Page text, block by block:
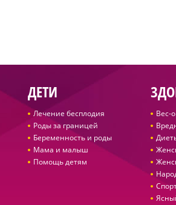
ДЕТИ
Лечение бесплодия
Роды за границей
Беременность и роды
Мама и малыш
Помощь детям
Вес-